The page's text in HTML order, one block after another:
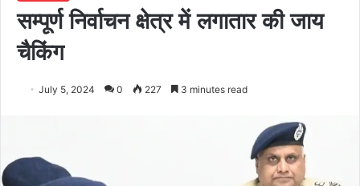
सम्पूर्ण निर्वाचन क्षेत्र में लगातार की जाय
चैकिंग
July 5, 2024 0 227 3 minutes read